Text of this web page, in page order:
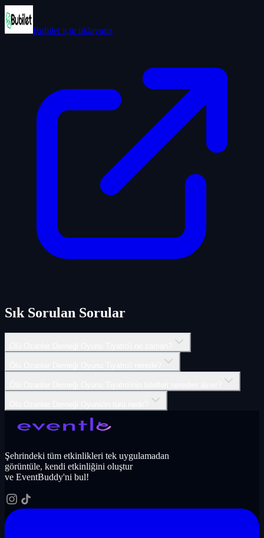
Bubilet için tıklayınız
Sık Sorulan Sorular
Şehrindeki tüm etkinlikleri tek uygulamadan
görüntüle, kendi etkinliğini oluştur
ve EventBuddy'ni bul!